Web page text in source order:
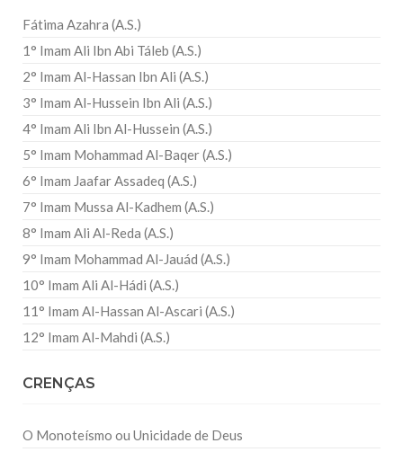
Fátima Azahra (A.S.)
1° Imam Ali Ibn Abi Táleb (A.S.)
2° Imam Al-Hassan Ibn Ali (A.S.)
3° Imam Al-Hussein Ibn Ali (A.S.)
4° Imam Ali Ibn Al-Hussein (A.S.)
5° Imam Mohammad Al-Baqer (A.S.)
6° Imam Jaafar Assadeq (A.S.)
7° Imam Mussa Al-Kadhem (A.S.)
8° Imam Ali Al-Reda (A.S.)
9° Imam Mohammad Al-Jauád (A.S.)
10° Imam Ali Al-Hádi (A.S.)
11° Imam Al-Hassan Al-Ascari (A.S.)
12° Imam Al-Mahdi (A.S.)
CRENÇAS
O Monoteísmo ou Unicidade de Deus